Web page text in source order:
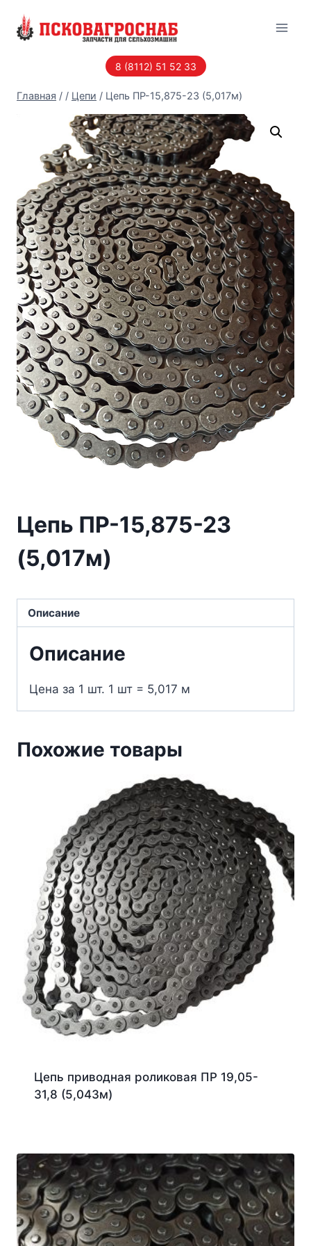
8 (8112) 51 52 33
Главная / / Цепи / Цепь ПР-15,875-23 (5,017м)
Цепь ПР-15,875-23
(5,017м)
Описание
Описание
Цена за 1 шт. 1 шт = 5,017 м
Похожие товары
Цепь приводная роликовая ПР 19,05-
31,8 (5,043м)